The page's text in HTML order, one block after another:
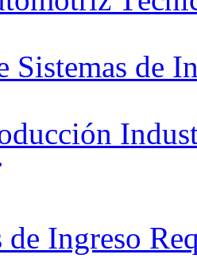
Sistemas de
Ingreso